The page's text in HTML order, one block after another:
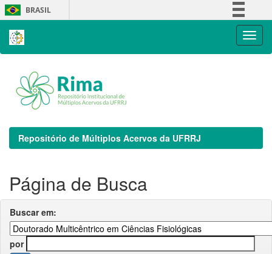
Skip
navigation
BRASIL
Repositório de Múltiplos Acervos da UFRRJ
Página de Busca
Buscar em:
por